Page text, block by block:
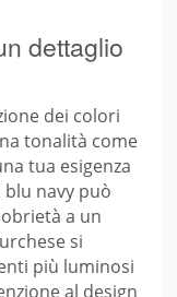
dettaglio
dei colori
tonalità come
tua esigenza
navy può
a un
si
più luminosi
al design